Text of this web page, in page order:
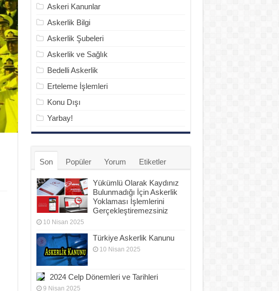
Askeri Kanunlar
Askerlik Bilgi
Askerlik Şubeleri
Askerlik ve Sağlık
Bedelli Askerlik
Erteleme İşlemleri
Konu Dışı
Yarbay!
Son Popüler Yorum Etiketler
Yükümlü Olarak Kaydınız
Bulunmadığı İçin Askerlik
Yoklaması İşlemlerini
Gerçekleştiremezsiniz
10 Nisan 2025
Türkiye Askerlik Kanunu
10 Nisan 2025
2024 Celp Dönemleri ve Tarihleri
9 Nisan 2025